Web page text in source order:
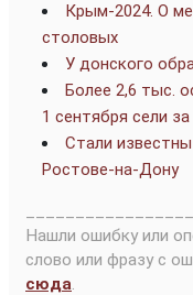
Крым-2024. О
столовых
У донского
Более 2,6 тыс.
1 сентября сели
Стали
Ростове-на-Дону
Нашли ошибку или
слово или фразу с
сюда.